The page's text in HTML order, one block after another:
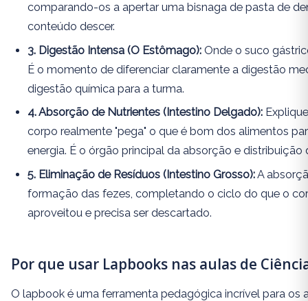
comparando-os a apertar uma bisnaga de pasta de
conteúdo descer.
3. Digestão Intensa (O Estômago): Onde o suco
É o momento de diferenciar claramente a digestão
digestão química para a turma.
4. Absorção de Nutrientes (Intestino Delgado):
corpo realmente "pega" o que é bom dos alimentos
energia. É o órgão principal da absorção e distribuição
5. Eliminação de Resíduos (Intestino Grosso):A
formação das fezes, completando o ciclo do que o
aproveitou e precisa ser descartado.
Por que usar Lapbooks nas aulas de
O lapbook é uma ferramenta pedagógica incrível para os